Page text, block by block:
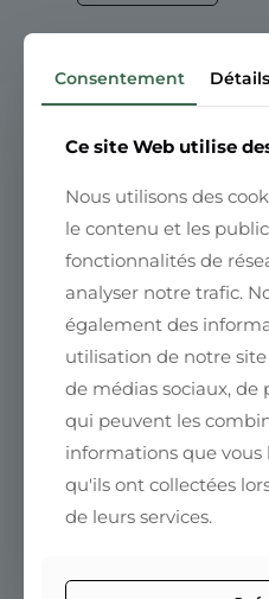
Le café
Rejoignez la
de
Conseils,
directement
Consentement Détails
Ce site Web utilise
Nous utilisons des
le contenu et les
fonctionnalités de
analyser notre trafic.
également des
utilisation de notre
de médias sociaux,
qui peuvent les
informations que vous
qu'ils ont collectées
de leurs services.